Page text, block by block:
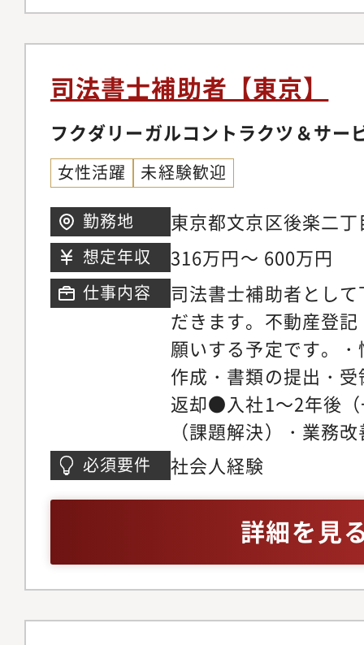
署人員構成現在：社
ミッション】法務組
法的リスクの観点か
ムーズに進めること
す。会社のフェーズ
ティング/ブランディ
強化など）に伴い、
とどまらない、「事
しています。法務の
るだけでなく、事業
ネスを前に進める存
司法書士補助者【東京】
フクダリーガルコントラクツ＆サー
女性活躍 未経験歓迎
勤務地
東京都文京区後楽二
飯田橋ファーストタ
想定年収 316万円～ 600万円
仕事内容
司法書士補助者とし
だきます。不動産登
願いする予定です。
作成・書類の提出・
返却●入社1～2年後
（課題解決）・業務
例）・マネジメント
必須要件 社会人経験
詳細を見